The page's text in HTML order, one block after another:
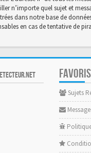
n’importe quel sujet et
dans notre base de
en cas de tentative de
FAVORIS
Sujets